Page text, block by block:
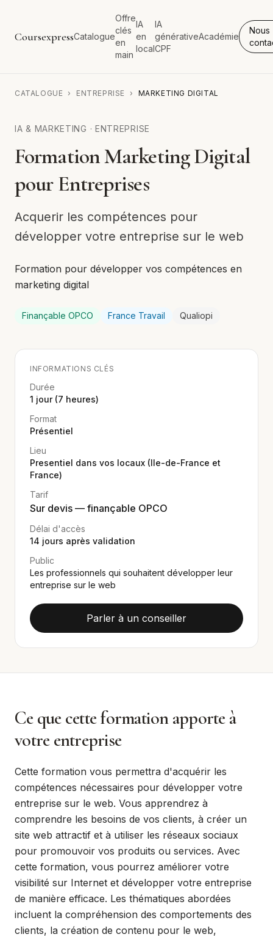
CoursexpressCatalogue
Offre
clés
en
main
IA
en
local
IA
générative
CPF
Académie
Nous
CATALOGUE › ENTREPRISE › MARKETING DIGITAL
IA & MARKETING · ENTREPRISE
Formation Marketing Digital
pour Entreprises
Acquerir les compétences pour
développer votre entreprise sur le web
Formation pour développer vos compétences en
marketing digital
Finançable OPCO France Travail Qualiopi
INFORMATIONS CLÉS
Durée
1 jour (7 heures)
Format
Présentiel
Lieu
Presentiel dans vos locaux (Ile-de-France et
France)
Tarif
Sur devis — finançable OPCO
Délai d'accès
14 jours après validation
Public
Les professionnels qui souhaitent développer leur
entreprise sur le web
Parler à un conseiller
Ce que cette formation apporte à
votre entreprise
Cette formation vous permettra d'acquérir les
compétences nécessaires pour développer votre
entreprise sur le web. Vous apprendrez à
comprendre les besoins de vos clients, à créer un
site web attractif et à utiliser les réseaux sociaux
pour promouvoir vos produits ou services. Avec
cette formation, vous pourrez améliorer votre
visibilité sur Internet et développer votre entreprise
de manière efficace. Les thématiques abordées
incluent la compréhension des comportements des
clients, la création de contenu pour le web,